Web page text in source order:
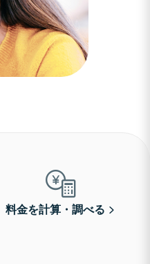
料金を計算・調べる